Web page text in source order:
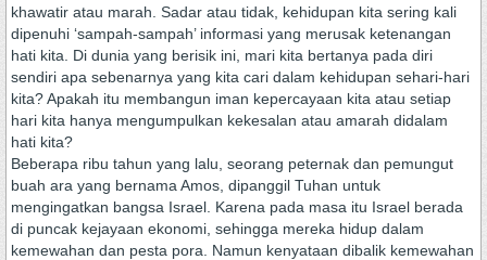
khawatir atau marah. Sadar atau tidak, kehidupan kita sering kali
dipenuhi ‘sampah-sampah’ informasi yang merusak ketenangan
hati kita. Di dunia yang berisik ini, mari kita bertanya pada diri
sendiri apa sebenarnya yang kita cari dalam kehidupan sehari-hari
kita? Apakah itu membangun iman kepercayaan kita atau setiap
hari kita hanya mengumpulkan kekesalan atau amarah didalam
hati kita?
Beberapa ribu tahun yang lalu, seorang peternak dan pemungut
buah ara yang bernama Amos, dipanggil Tuhan untuk
mengingatkan bangsa Israel. Karena pada masa itu Israel berada
di puncak kejayaan ekonomi, sehingga mereka hidup dalam
kemewahan dan pesta pora. Namun kenyataan dibalik kemewahan